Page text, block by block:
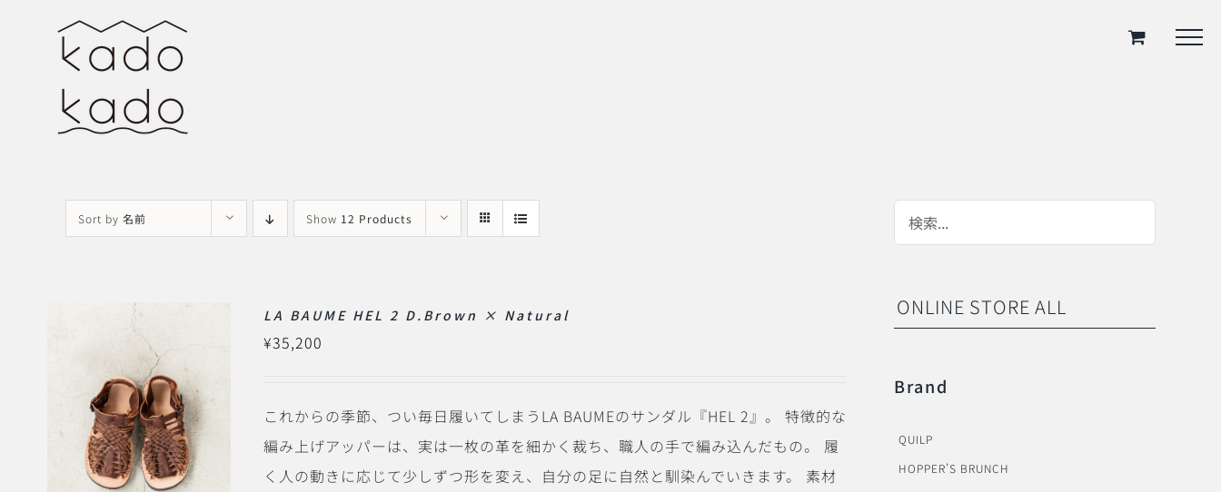
Sort by 名前 Show 12 Products
LA BAUME HEL 2 D.Brown × Natural
¥35,200
これからの季節、つい毎日履いてしまうLA BAUMEのサンダル『HEL 2』。 特徴的な
編み上げアッパーは、実は一枚の革を細かく裁ち、職人の手で編み込んだもの。 履
く人の動きに応じて少しずつ形を変え、自分の足に自然と馴染んでいきます。 素材
ONLINE STORE ALL
Brand
QUILP
HOPPER’S BRUNCH